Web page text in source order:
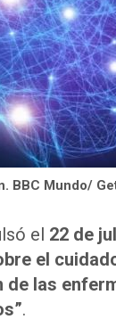
BBC Mundo/
el 22 de
el
de las
.